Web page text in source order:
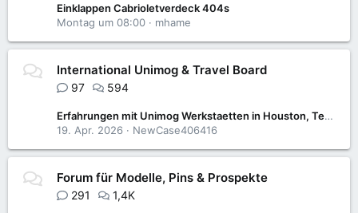
Einklappen Cabrioletverdeck 404s
Montag um 08:00
mhame
International Unimog & Travel Board
97 594
Erfahrungen mit Unimog Werkstaetten in Houston, Texas?
19. Apr. 2026
NewCase406416
Forum für Modelle, Pins & Prospekte
291 1,4K